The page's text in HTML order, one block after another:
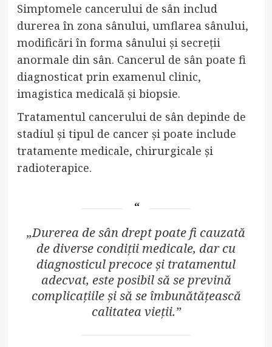
Simptomele cancerului de sân includ
durerea în zona sânului, umflarea sânului,
modificări în forma sânului și secreții
anormale din sân. Cancerul de sân poate fi
diagnosticat prin examenul clinic,
imagistica medicală și biopsie.
Tratamentul cancerului de sân depinde de
stadiul și tipul de cancer și poate include
tratamente medicale, chirurgicale și
radioterapice.
„Durerea de sân drept poate fi cauzată
de diverse condiții medicale, dar cu
diagnosticul precoce și tratamentul
adecvat, este posibil să se prevină
complicațiile și să se îmbunătățească
calitatea vieții.”